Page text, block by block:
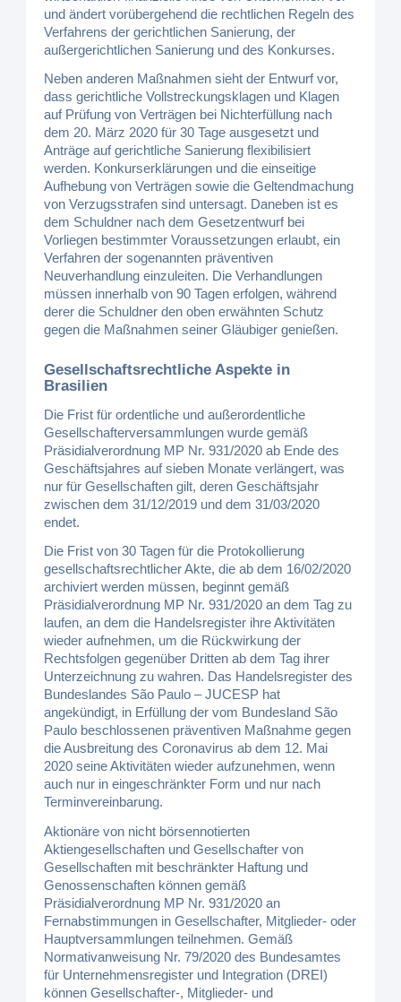
und ändert vorübergehend die rechtlichen Regeln des
Verfahrens der gerichtlichen Sanierung, der
außergerichtlichen Sanierung und des Konkurses.
Neben anderen Maßnahmen sieht der Entwurf vor,
dass gerichtliche Vollstreckungsklagen und Klagen
auf Prüfung von Verträgen bei Nichterfüllung nach
dem 20. März 2020 für 30 Tage ausgesetzt und
Anträge auf gerichtliche Sanierung flexibilisiert
werden. Konkurserklärungen und die einseitige
Aufhebung von Verträgen sowie die Geltendmachung
von Verzugsstrafen sind untersagt. Daneben ist es
dem Schuldner nach dem Gesetzentwurf bei
Vorliegen bestimmter Voraussetzungen erlaubt, ein
Verfahren der sogenannten präventiven
Neuverhandlung einzuleiten. Die Verhandlungen
müssen innerhalb von 90 Tagen erfolgen, während
derer die Schuldner den oben erwähnten Schutz
gegen die Maßnahmen seiner Gläubiger genießen.
Gesellschaftsrechtliche Aspekte in
Brasilien
Die Frist für ordentliche und außerordentliche
Gesellschafterversammlungen wurde gemäß
Präsidialverordnung MP Nr. 931/2020 ab Ende des
Geschäftsjahres auf sieben Monate verlängert, was
nur für Gesellschaften gilt, deren Geschäftsjahr
zwischen dem 31/12/2019 und dem 31/03/2020
endet.
Die Frist von 30 Tagen für die Protokollierung
gesellschaftsrechtlicher Akte, die ab dem 16/02/2020
archiviert werden müssen, beginnt gemäß
Präsidialverordnung MP Nr. 931/2020 an dem Tag zu
laufen, an dem die Handelsregister ihre Aktivitäten
wieder aufnehmen, um die Rückwirkung der
Rechtsfolgen gegenüber Dritten ab dem Tag ihrer
Unterzeichnung zu wahren. Das Handelsregister des
Bundeslandes São Paulo – JUCESP hat
angekündigt, in Erfüllung der vom Bundesland São
Paulo beschlossenen präventiven Maßnahme gegen
die Ausbreitung des Coronavirus ab dem 12. Mai
2020 seine Aktivitäten wieder aufzunehmen, wenn
auch nur in eingeschränkter Form und nur nach
Terminvereinbarung.
Aktionäre von nicht börsennotierten
Aktiengesellschaften und Gesellschafter von
Gesellschaften mit beschränkter Haftung und
Genossenschaften können gemäß
Präsidialverordnung MP Nr. 931/2020 an
Fernabstimmungen in Gesellschafter, Mitglieder- oder
Hauptversammlungen teilnehmen. Gemäß
Normativanweisung Nr. 79/2020 des Bundesamtes
für Unternehmensregister und Integration (DREI)
können Gesellschafter-, Mitglieder- und